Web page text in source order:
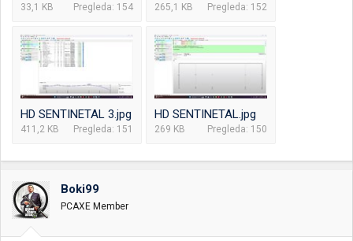
33,1 KB Pregleda: 154 265,1 KB Pregleda: 152
HD SENTINETAL 3.jpg
411,2 KB Pregleda: 151
HD SENTINETAL.jpg
269 KB Pregleda: 150
Boki99
PCAXE Member